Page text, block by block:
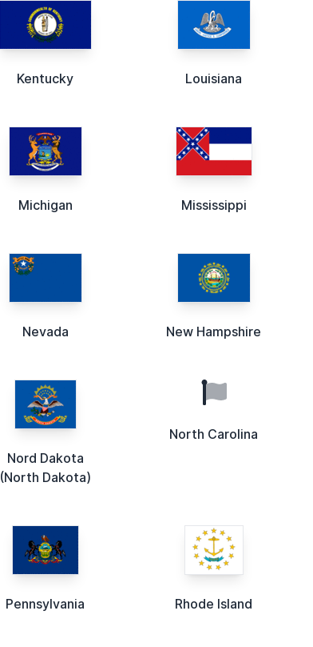
Kentucky Louisiana
Michigan Mississippi
Nevada New Hampshire
Nord Dakota
(North Dakota)
North Carolina
Pennsylvania Rhode Island